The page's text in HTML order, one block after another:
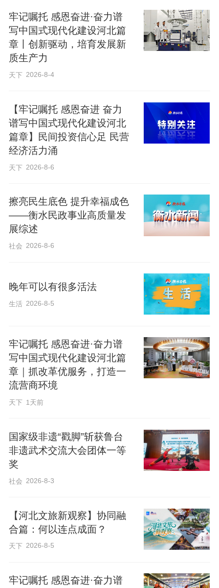
随后，河间市中医院一行先后参观该院远
细了解各中心在医共体建设中的功能定
位、运行模式及服务成效。他们对该院以
信息化为支撑、打通县乡村三级医疗服务
壁垒、实现“基层检查、上级诊断、资源共
此次交流活动，搭建了两地医疗机构沟通
通、共同发展。武邑县医院将持续深化紧
密型县域医共体建设，不断创新服务模
式、提升服务效能，加强与各医院的沟通
牢记嘱托 感恩奋进·奋力谱
写中国式现代化建设河北篇
章丨创新驱动，培育发展新
质生产力
天下 2026-8-4
【牢记嘱托 感恩奋进 奋力
谱写中国式现代化建设河北
篇章】民间投资信心足 民营
经济活力涌
天下 2026-8-6
擦亮民生底色 提升幸福成色
——衡水民政事业高质量发
展综述
社会 2026-8-6
晚年可以有很多活法
生活 2026-8-5
牢记嘱托 感恩奋进·奋力谱
写中国式现代化建设河北篇
章｜抓改革优服务，打造一
流营商环境
天下 1天前
国家级非遗“戳脚”斩获鲁台
非遗武术交流大会团体一等
奖
社会 2026-8-3
【河北文旅新观察】协同融
合篇：何以连点成面？
天下 2026-8-5
牢记嘱托 感恩奋进·奋力谱